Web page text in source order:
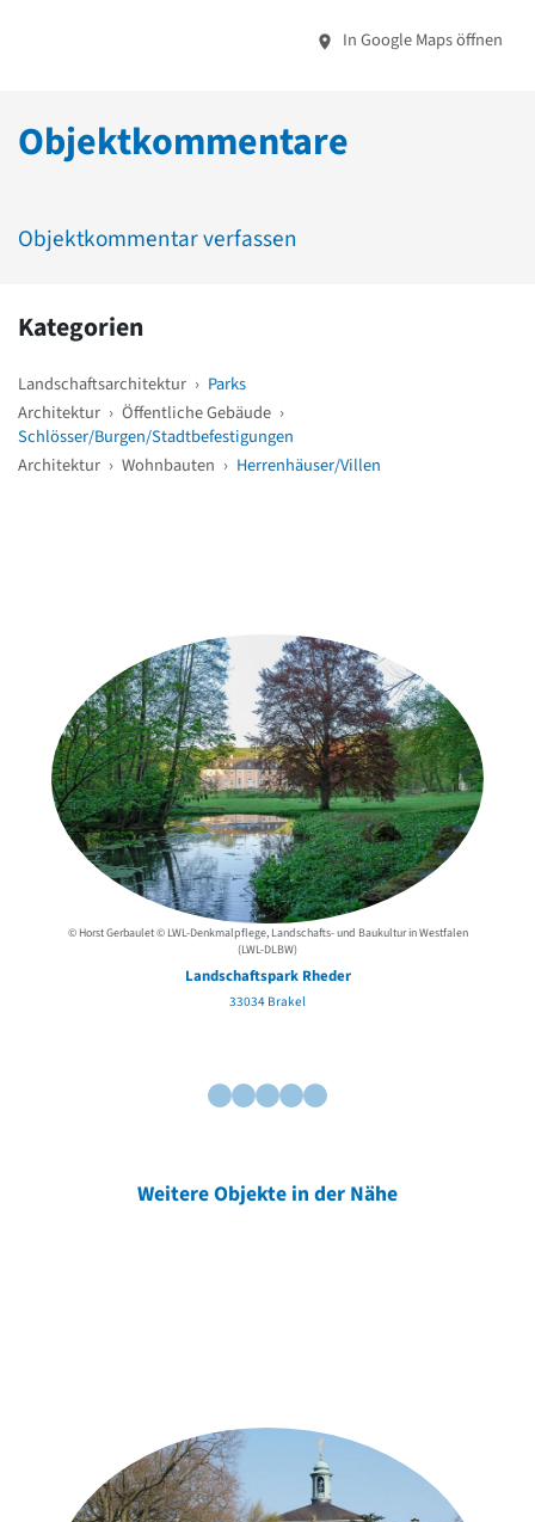
In Google Maps öffnen
Objektkommentare
Objektkommentar verfassen
Kategorien
Landschaftsarchitektur › Parks
Architektur › Öffentliche Gebäude ›
Schlösser/Burgen/Stadtbefestigungen
Architektur › Wohnbauten › Herrenhäuser/Villen
© Horst Gerbaulet © LWL-Denkmalpflege, Landschafts- und Baukultur in Westfalen
(LWL-DLBW)
Landschaftspark Rheder
33034 Brakel
Weitere Objekte in der Nähe